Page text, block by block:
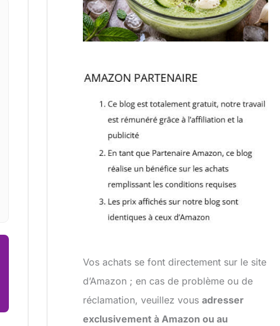
Vos achats se font directement sur le site
d’Amazon ; en cas de problème ou de
réclamation, veuillez vousadresser
exclusivement à Amazon ou au